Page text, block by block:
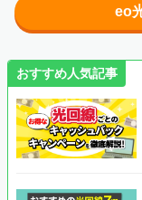
eo
おすすめ人気記事